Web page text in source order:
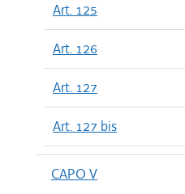
Art. 125
Art. 126
Art. 127
Art. 127 bis
CAPO V